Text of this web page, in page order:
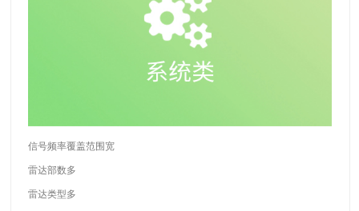
信号频率覆盖范围宽
雷达部数多
雷达类型多